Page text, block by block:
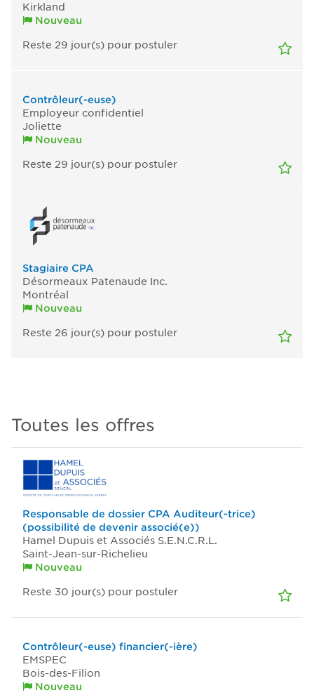
Kirkland
Nouveau
Reste 29 jour(s) pour postuler
Contrôleur(-euse)
Employeur confidentiel
Joliette
Nouveau
Reste 29 jour(s) pour postuler
Stagiaire CPA
Désormeaux Patenaude Inc.
Montréal
Nouveau
Reste 26 jour(s) pour postuler
Toutes les offres
Responsable de dossier CPA Auditeur(-trice)
(possibilité de devenir associé(e))
Hamel Dupuis et Associés S.E.N.C.R.L.
Saint-Jean-sur-Richelieu
Nouveau
Reste 30 jour(s) pour postuler
Contrôleur(-euse) financier(-ière)
EMSPEC
Bois-des-Filion
Nouveau